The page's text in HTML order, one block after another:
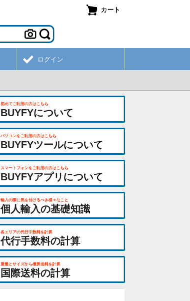
カート
ログイン
初めてご利用の方はこちら
BUYFYについて
パソコンをご利用の方はこちら
BUYFYツールについて
スマートフォンをご利用の方はこちら
BUYFYアプリについて
輸入の際に気を付けるべき様々なこと
個人輸入の基礎知識
各エリアの代行手数料を計算
代行手数料の計算
重量とサイズから概算送料を計算
国際送料の計算